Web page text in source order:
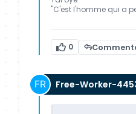
"C'est l'homme qui a
0
Free-Worker-